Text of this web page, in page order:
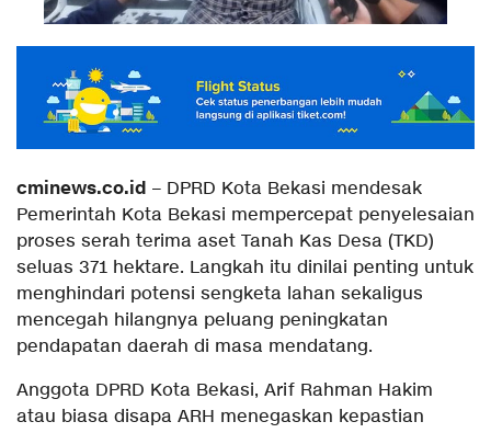
cminews.co.id – DPRD Kota Bekasi mendesak
Pemerintah Kota Bekasi mempercepat penyelesaian
proses serah terima aset Tanah Kas Desa (TKD)
seluas 371 hektare. Langkah itu dinilai penting untuk
menghindari potensi sengketa lahan sekaligus
mencegah hilangnya peluang peningkatan
pendapatan daerah di masa mendatang.
Anggota DPRD Kota Bekasi, Arif Rahman Hakim
atau biasa disapa ARH menegaskan kepastian